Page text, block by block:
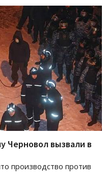
Черновол вызвали в
производство против